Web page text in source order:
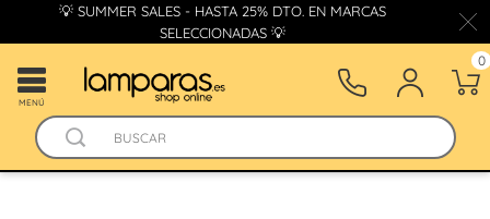
💡 SUMMER SALES - HASTA 25% DTO. EN MARCAS
SELECCIONADAS 💡
MENÚ
0